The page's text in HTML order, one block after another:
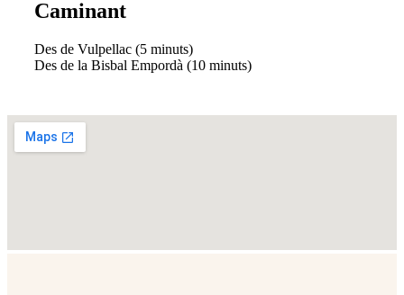
Caminant
Des de Vulpellac (5 minuts)
Des de la Bisbal Empordà (10 minuts)